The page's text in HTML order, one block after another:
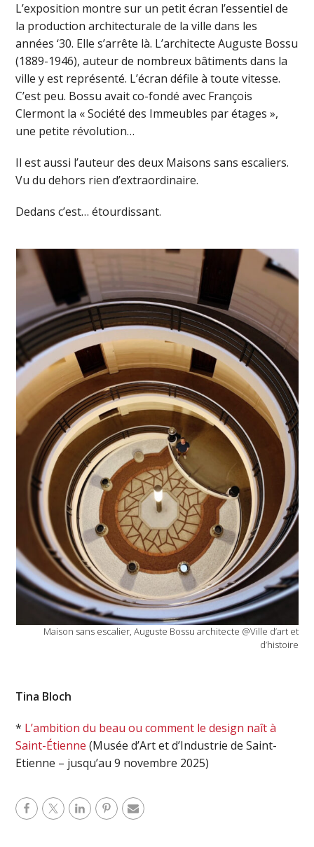
L’exposition montre sur un petit écran l’essentiel de
la production architecturale de la ville dans les
années ‘30. Elle s’arrête là. L’architecte Auguste Bossu
(1889-1946), auteur de nombreux bâtiments dans la
ville y est représenté. L’écran défile à toute vitesse.
C’est peu. Bossu avait co-fondé avec François
Clermont la « Société des Immeubles par étages »,
une petite révolution…
Il est aussi l’auteur des deux Maisons sans escaliers.
Vu du dehors rien d’extraordinaire.
Dedans c’est… étourdissant.
Maison sans escalier, Auguste Bossu architecte @Ville d’art et
d’histoire
Tina Bloch
* L’ambition du beau ou comment le design naît à
Saint-Étienne (Musée d’Art et d’Industrie de Saint-
Etienne – jusqu’au 9 novembre 2025)